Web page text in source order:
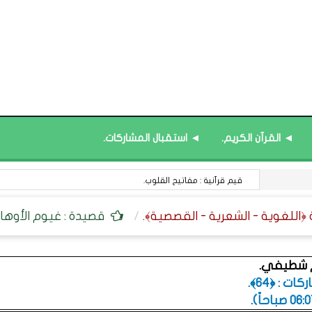
◄ القرآن الكريم. ◄ استقبال المشاركات.
قيم قرآنية : مفاتيح القلوب.
قصيدة : غيوم
شطيفي.
: ﴿64﴾.
.